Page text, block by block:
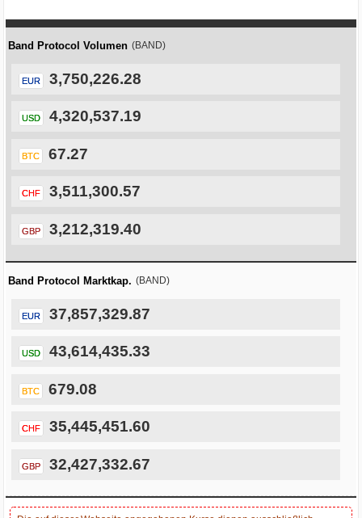
Band Protocol Volumen (BAND)
EUR 3,750,226.28
USD 4,320,537.19
BTC 67.27
CHF 3,511,300.57
GBP 3,212,319.40
Band Protocol Marktkap. (BAND)
EUR 37,857,329.87
USD 43,614,435.33
BTC 679.08
CHF 35,445,451.60
GBP 32,427,332.67